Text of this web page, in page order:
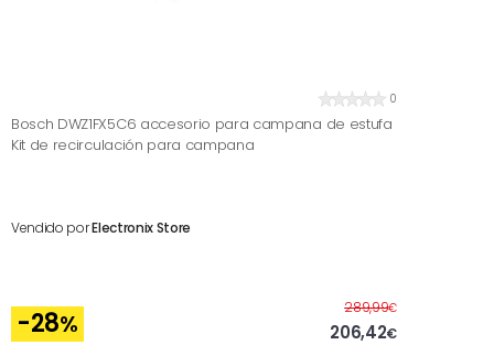
0
Bosch DWZ1FX5C6 accesorio para campana de estufa
Kit de recirculación para campana
Vendido porElectronix Store
-28%
289,99€Antes
206,42€